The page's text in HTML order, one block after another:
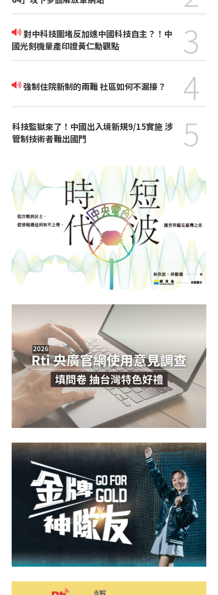
對中科技圍堵反加速中國科技自主？！中
國光刻機量產印證黃仁勳觀點
3
強制住院新制的兩難 社區如何不漏接？ 4
科技監獄來了！中國出入境新規9/15實施 涉
管制技術者難出國門
5